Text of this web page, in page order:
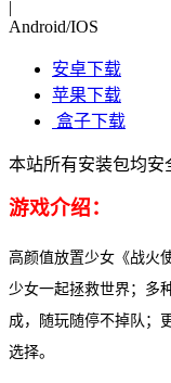
|
Android/IOS
安卓下载
苹果下载
盒子下载
本站所有安装包均安
游戏介绍：
高颜值放置少女《战火
少女一起拯救世界；多
成，随玩随停不掉队；
选择。